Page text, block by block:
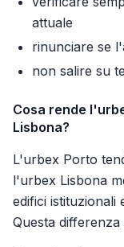
attuale
rinunciare se
non salire su
Cosa rende
Lisbona?
L'urbex Porto
l'urbex Lisbona
edifici istituzionali
Questa